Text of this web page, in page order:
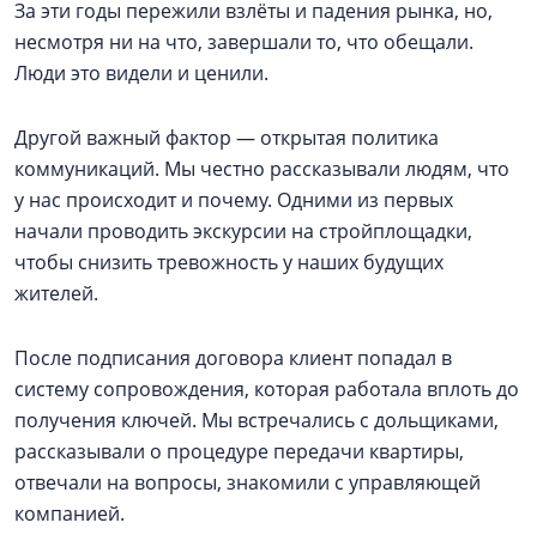
За эти годы пережили взлёты и падения рынка, но,
несмотря ни на что, завершали то, что обещали.
Люди это видели и ценили.
Другой важный фактор — открытая политика
коммуникаций. Мы честно рассказывали людям, что
у нас происходит и почему. Одними из первых
начали проводить экскурсии на стройплощадки,
чтобы снизить тревожность у наших будущих
жителей.
После подписания договора клиент попадал в
систему сопровождения, которая работала вплоть до
получения ключей. Мы встречались с дольщиками,
рассказывали о процедуре передачи квартиры,
отвечали на вопросы, знакомили с управляющей
компанией.